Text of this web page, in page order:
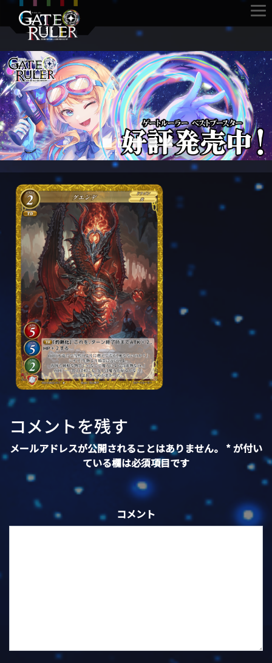
コメントを残す
メールアドレスが公開されることはありません。 *が付い
ている欄は必須項目です
コメント